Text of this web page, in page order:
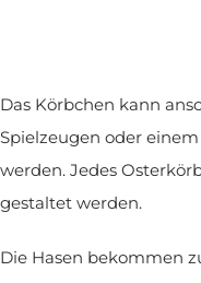
Das Körbchen kann
Spielzeugen oder
werden. Jedes
gestaltet werden.
Die Hasen bekommen